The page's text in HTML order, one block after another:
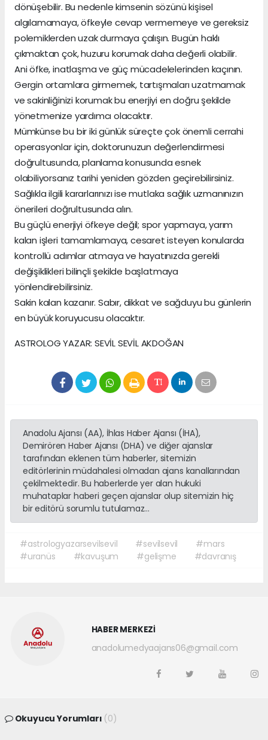
dönüşebilir. Bu nedenle kimsenin sözünü kişisel
algılamamaya, öfkeyle cevap vermemeye ve gereksiz
polemiklerden uzak durmaya çalışın. Bugün haklı
çıkmaktan çok, huzuru korumak daha değerli olabilir.
Ani öfke, inatlaşma ve güç mücadelelerinden kaçının.
Gergin ortamlara girmemek, tartışmaları uzatmamak
ve sakinliğinizi korumak bu enerjiyi en doğru şekilde
yönetmenize yardımcı olacaktır.
Mümkünse bu bir iki günlük süreçte çok önemli cerrahi
operasyonlar için, doktorunuzun değerlendirmesi
doğrultusunda, planlama konusunda esnek
olabiliyorsanız tarihi yeniden gözden geçirebilirsiniz.
Sağlıkla ilgili kararlarınızı ise mutlaka sağlık uzmanınızın
önerileri doğrultusunda alın.
Bu güçlü enerjiyi öfkeye değil; spor yapmaya, yarım
kalan işleri tamamlamaya, cesaret isteyen konularda
kontrollü adımlar atmaya ve hayatınızda gerekli
değişiklikleri bilinçli şekilde başlatmaya
yönlendirebilirsiniz.
Sakin kalan kazanır. Sabır, dikkat ve sağduyu bu günlerin
en büyük koruyucusu olacaktır.
ASTROLOG YAZAR: SEVİL SEVİL AKDOĞAN
Anadolu Ajansı (AA), İhlas Haber Ajansı (İHA),
Demirören Haber Ajansı (DHA) ve diğer ajanslar
tarafından eklenen tüm haberler, sitemizin
editörlerinin müdahalesi olmadan ajans kanallarından
çekilmektedir. Bu haberlerde yer alan hukuki
muhataplar haberi geçen ajanslar olup sitemizin hiç
bir editörü sorumlu tutulamaz...
#astrologyazarsevilsevil #sevilsevil
#mars
#uranüs
#kavuşum #gelişme #davranış
HABER MERKEZİ
anadolumedyaajans06@gmail.com
Okuyucu Yorumları (0)